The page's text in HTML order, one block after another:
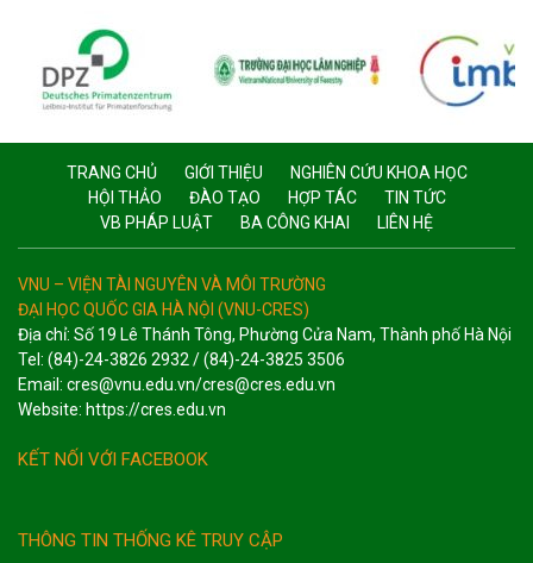
TRANG CHỦ GIỚI THIỆU
NGHIÊN CỨU KHOA HỌC
HỘI THẢO
ĐÀO TẠO HỢP TÁC
TIN TỨC
VB PHÁP LUẬT
BA CÔNG KHAI LIÊN HỆ
VNU – VIỆN TÀI NGUYÊN VÀ MÔI TRƯỜNG
ĐẠI HỌC QUỐC GIA HÀ NỘI (VNU-CRES)
Địa chỉ: Số 19 Lê Thánh Tông, Phường Cửa Nam, Thành phố Hà Nội
Tel: (84)-24-3826 2932 / (84)-24-3825 3506
Email: cres@vnu.edu.vn/cres@cres.edu.vn
Website: https://cres.edu.vn
KẾT NỐI VỚI FACEBOOK
THÔNG TIN THỐNG KÊ TRUY CẬP